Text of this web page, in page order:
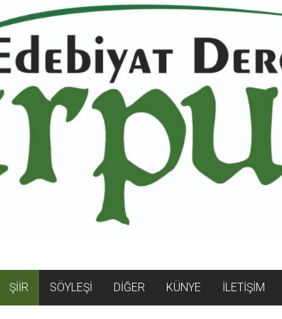
ŞİİR SÖYLEŞİ DİĞER KÜNYE İLETİŞİM